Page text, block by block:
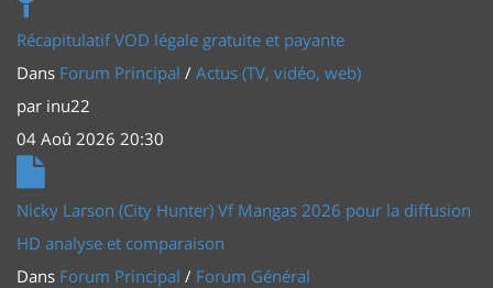
Récapitulatif VOD légale gratuite et payante
Dans Forum Principal / Actus (TV, vidéo, web)
par inu22
04 Aoû 2026 20:30
Nicky Larson (City Hunter) Vf Mangas 2026 pour la diffusion
HD analyse et comparaison
Dans Forum Principal / Forum Général